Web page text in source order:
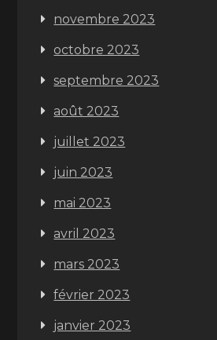
novembre 2023
octobre 2023
septembre 2023
août 2023
juillet 2023
juin 2023
mai 2023
avril 2023
mars 2023
février 2023
janvier 2023